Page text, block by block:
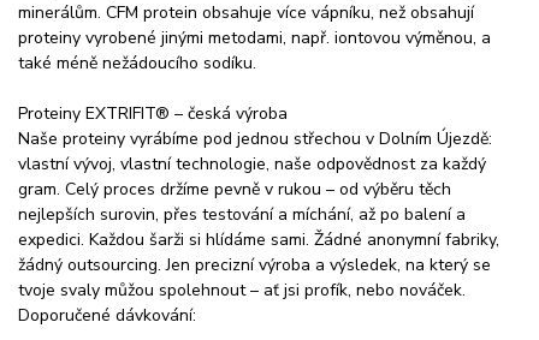
minerálům. CFM protein obsahuje více vápníku, než obsahují
proteiny vyrobené jinými metodami, např. iontovou výměnou, a
také méně nežádoucího sodíku.
Proteiny EXTRIFIT® – česká výroba
Naše proteiny vyrábíme pod jednou střechou v Dolním Újezdě:
vlastní vývoj, vlastní technologie, naše odpovědnost za každý
gram. Celý proces držíme pevně v rukou – od výběru těch
nejlepších surovin, přes testování a míchání, až po balení a
expedici. Každou šarži si hlídáme sami. Žádné anonymní fabriky,
žádný outsourcing. Jen precizní výroba a výsledek, na který se
tvoje svaly můžou spolehnout – ať jsi profík, nebo nováček.
Doporučené dávkování: